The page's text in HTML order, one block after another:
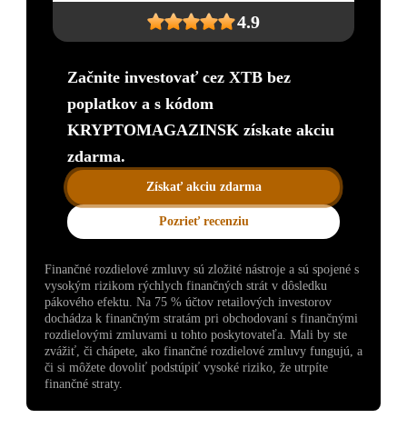
4.9
Začnite investovať cez XTB bez
poplatkov a s kódom
KRYPTOMAGAZINSK získate akciu
zdarma.
Získať akciu zdarma
Pozrieť recenziu
Finančné rozdielové zmluvy sú zložité nástroje a sú spojené s
vysokým rizikom rýchlych finančných strát v dôsledku
pákového efektu. Na 75 % účtov retailových investorov
dochádza k finančným stratám pri obchodovaní s finančnými
rozdielovými zmluvami u tohto poskytovateľa. Mali by ste
zvážiť, či chápete, ako finančné rozdielové zmluvy fungujú, a
či si môžete dovoliť podstúpiť vysoké riziko, že utrpíte
finančné straty.